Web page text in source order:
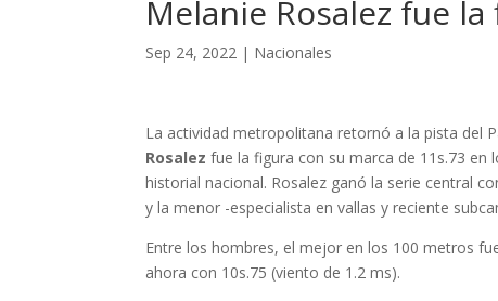
Melanie Rosalez fue
Sep 24, 2022 | Nacionales
La actividad metropolitana retornó a la pista del
Rosalez fue la figura con su marca de 11s.73
historial nacional. Rosalez ganó la serie central
y la menor -especialista en vallas y reciente
Entre los hombres, el mejor en los 100 metros
ahora con 10s.75 (viento de 1.2 ms).